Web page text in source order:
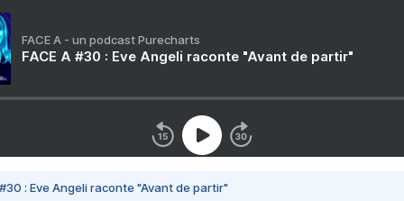
FACE A - un podcast Purecharts
FACE A #30 : Eve Angeli raconte "Avant de partir"
#30 : Eve Angeli raconte "Avant de partir"